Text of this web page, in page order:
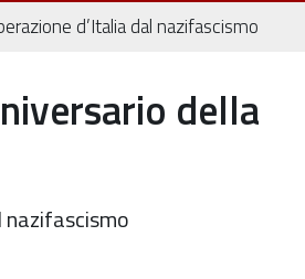
d’Italia dal nazifascismo
della
nazifascismo